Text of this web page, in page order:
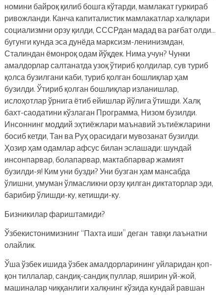
номини байроқ қилиб бошга кўтарди, мамлакат гуркираб
ривожланди. Канча капиталистик мамлакатлар халқлари
социализмни орзу қилди, СССРдан мадад ва рағбат олди…
бугунги кунда эса дунёда марксизм-ленинизмдан,
Сталиндан ёмонроқ одам йўқдек. Нима учун? Чунки
амалдорлар салтанатда узоқ ўтириб қолдилар, сув туриб
қолса бузилгани каби, туриб қолган бошлиқлар ҳам
бузилди. Ўтириб қолган бошлиқлар изланишлар,
ислоҳотлар ўрнига ётиб ейишлар йўлига ўтишди. Халқ
бахт-саодатини кўзлаган Программа, Низом бузилди.
Инсоннинг моддий эҳтиёжлари маънавий эътиёжларини
босиб кетди, Тан ва Руҳ орасидаги мувозанат бузилди.
Ҳозир ҳам одамлар афсус билан эслашади: шундай
инсонпарвар, болапарвар, мактабпарвар жамият
бузилди-я! Ким уни бузди? Уни бузган ҳам мансабда
ўлишни, умуман ўлмасликни орзу қилган диктаторлар эди,
барибир ўлишди-ку, кетишди-ку.
Бизникилар фариштамиди?
Ўзбекистонимизнинг “Пахта иши” деган тавқи лаънатни
олайлик.
Ўша ўзбек ишида ўзбек амалдорларининг уйларидан қоп-
қон тиллалар, сандиқ-сандиқ пуллар, яширин уй-жой,
машиналар чиққанлиги халқнинг кўзида кундай равшан